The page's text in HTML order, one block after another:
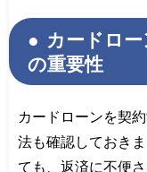
カードロ
の重要性
カードローンを契
法も確認しておき
ても、返済に不便